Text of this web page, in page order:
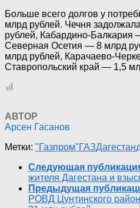
Больше всего долгов у
млрд рублей. Чечня
рублей, Кабардино-Балкария
Северная Осетия — 8 млрд
млрд рублей, Карачаево-
Ставропольский край — 1,5
АВТОР
Арсен Гасанов
Метки: "Газпром"ГАЗДагестан
Следующая
жителя Дагестана и
Предыдущая
РОВД Цунтинского